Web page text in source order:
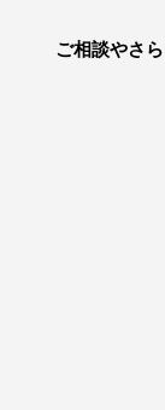
ご相談やさ